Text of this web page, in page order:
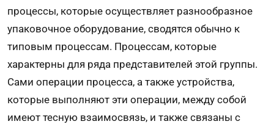
процессы, которые осуществляет разнообразное
упаковочное оборудование, сводятся обычно к
типовым процессам. Процессам, которые
характерны для ряда представителей этой группы.
Сами операции процесса, а также устройства,
которые выполняют эти операции, между собой
имеют тесную взаимосвязь, и также связаны с